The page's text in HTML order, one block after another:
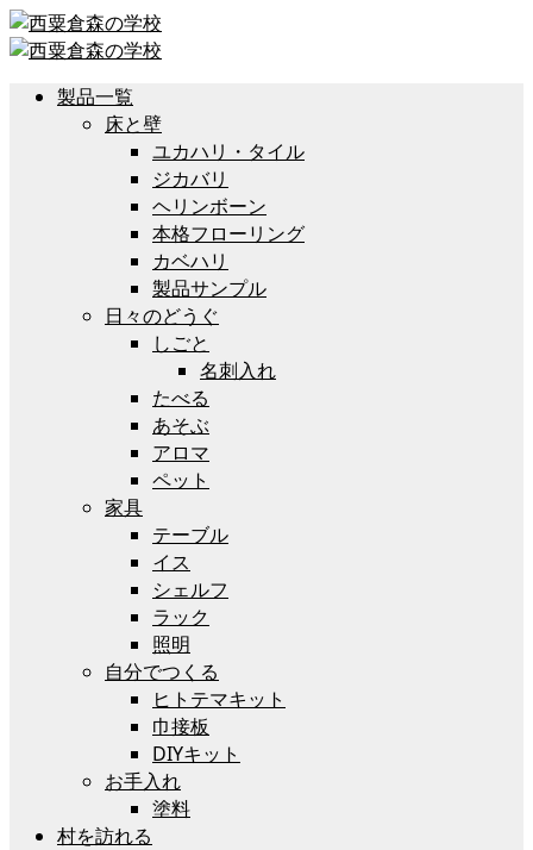
製品一覧
床と壁
ユカハリ・タイル
ジカバリ
ヘリンボーン
本格フローリング
カベハリ
製品サンプル
日々のどうぐ
しごと
名刺入れ
たべる
あそぶ
アロマ
ペット
家具
テーブル
イス
シェルフ
ラック
照明
自分でつくる
ヒトテマキット
巾接板
DIYキット
お手入れ
塗料
村を訪れる